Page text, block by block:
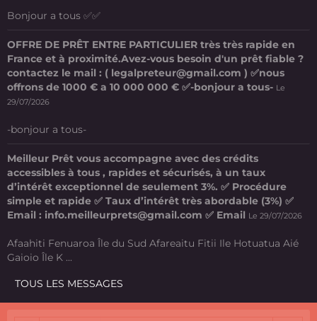
Bonjour a tous ✅✅
OFFRE DE PRÊT ENTRE PARTICULIER très très rapide en
France et à proximité.Avez-vous besoin d'un prêt fiable ?
contactez le mail : ( legalpreteur@gmail.com ) ✅nous
offrons de 1000 € a 10 000 000 € ✅-bonjour a tous- Le
29/07/2026
-bonjour a tous-
Meilleur Prêt vous accompagne avec des crédits
accessibles à tous , rapides et sécurisés, à un taux
d’intérêt exceptionnel de seulement 3%. ✅ Procédure
simple et rapide ✅ Taux d’intérêt très abordable (3%) ✅
Email : info.meilleurprets@gmail.com ✅ Email Le 29/07/2026
Afaahiti Fenuaroa Île du Sud Afareaitu Fitii Ile Hotuatua Aié
Gaioio Île K ...
TOUS LES MESSAGES